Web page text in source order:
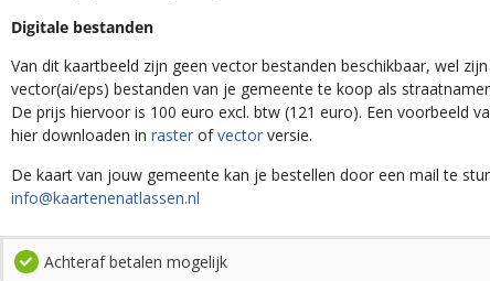
Digitale bestanden
Van dit kaartbeeld zijn geen vector bestanden beschikbaar, wel
vector(ai/eps) bestanden van je gemeente te koop als
De prijs hiervoor is 100 euro excl. btw (121 euro). Een voorbeeld
hier downloaden in raster ofvector versie.
De kaart van jouw gemeente kan je bestellen door een mail te
info@kaartenenatlassen.nl
Achteraf betalen mogelijk